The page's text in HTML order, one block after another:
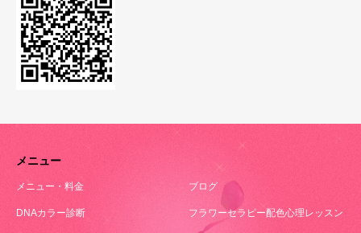
メニュー
メニュー・料金 ブログ
DNAカラー診断 フラワーセラピー配色心理レッスン